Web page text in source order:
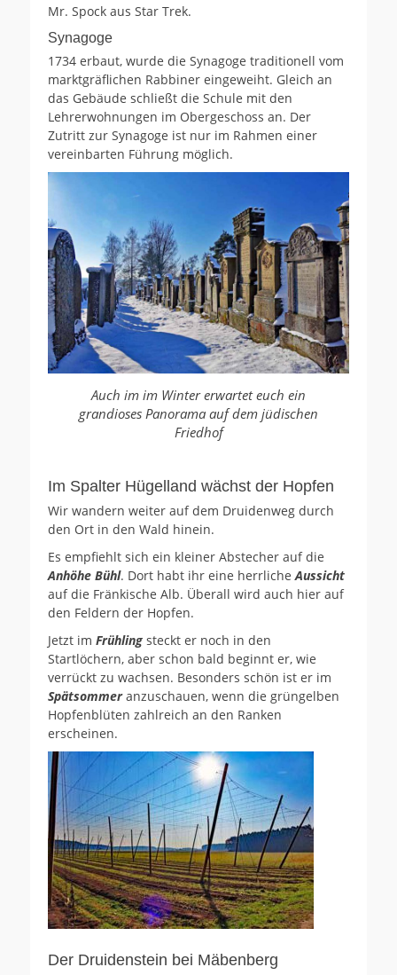
Mr. Spock aus Star Trek.
Synagoge
1734 erbaut, wurde die Synagoge traditionell vom
marktgräflichen Rabbiner eingeweiht. Gleich an
das Gebäude schließt die Schule mit den
Lehrerwohnungen im Obergeschoss an. Der
Zutritt zur Synagoge ist nur im Rahmen einer
vereinbarten Führung möglich.
Auch im im Winter erwartet euch ein
grandioses Panorama auf dem jüdischen
Friedhof
Im Spalter Hügelland wächst der Hopfen
Wir wandern weiter auf dem Druidenweg durch
den Ort in den Wald hinein.
Es empfiehlt sich ein kleiner Abstecher auf die
Anhöhe Bühl. Dort habt ihr eine herrlicheAussicht
auf die Fränkische Alb. Überall wird auch hier auf
den Feldern der Hopfen.
Jetzt im Frühling steckt er noch in den
Startlöchern, aber schon bald beginnt er, wie
verrückt zu wachsen. Besonders schön ist er im
Spätsommeranzuschauen, wenn die grüngelben
Hopfenblüten zahlreich an den Ranken
erscheinen.
Der Druidenstein bei Mäbenberg